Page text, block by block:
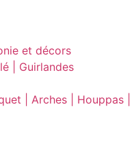
et décors
| Guirlandes
| Arches | Houppas |